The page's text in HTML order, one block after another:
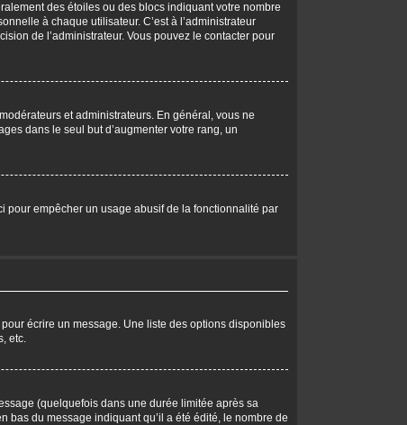
des étoiles ou des blocs indiquant votre nombre
à chaque utilisateur. C’est à l’administrateur
de l’administrateur. Vous pouvez le contacter pour
et administrateurs. En général, vous ne
dans le seul but d’augmenter votre rang, un
pour empêcher un usage abusif de la fonctionnalité par
écrire un message. Une liste des options disponibles
etc.
(quelquefois dans une durée limitée après sa
bas du message indiquant qu’il a été édité, le nombre de